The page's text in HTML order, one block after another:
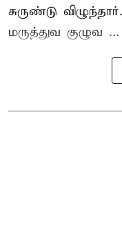
சுருண்டு
மருத்துவ குழுவ ...